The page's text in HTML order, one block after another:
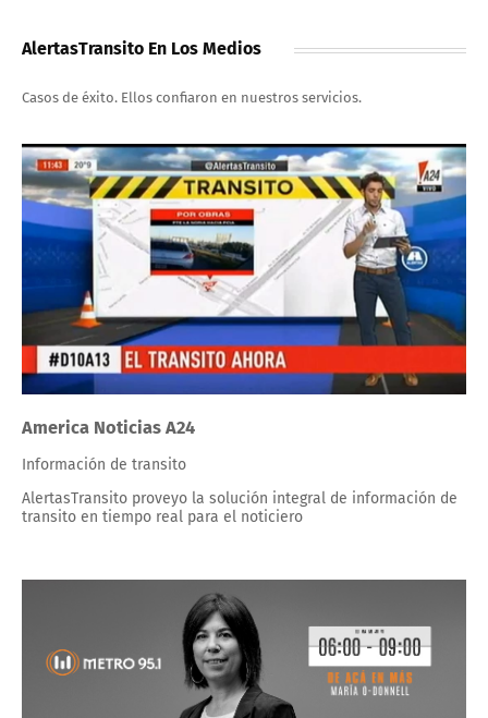
AlertasTransito En Los Medios
Casos de éxito. Ellos confiaron en nuestros servicios.
America Noticias A24
Información de transito
AlertasTransito proveyo la solución integral de información de
transito en tiempo real para el noticiero